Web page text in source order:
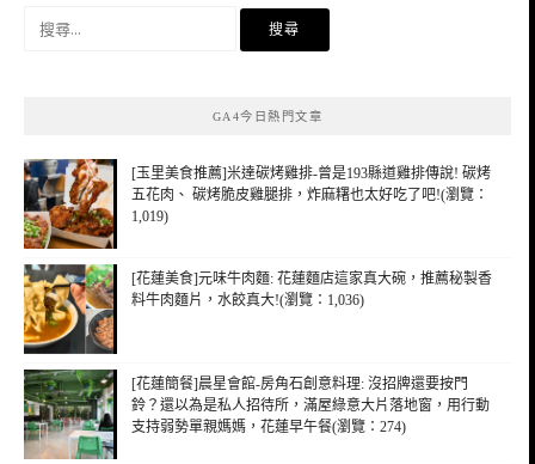
GA4今日熱門文章
[玉里美食推薦]米達碳烤雞排-曾是193縣道雞排傳說! 碳烤
五花肉、 碳烤脆皮雞腿排，炸麻糬也太好吃了吧!(瀏覽：
1,019)
[花蓮美食]元味牛肉麵: 花蓮麵店這家真大碗，推薦秘製香
料牛肉麵片，水餃真大!(瀏覽：1,036)
[花蓮簡餐]晨星會館-房角石創意料理: 沒招牌還要按門
鈴？還以為是私人招待所，滿屋綠意大片落地窗，用行動
支持弱勢單親媽媽，花蓮早午餐(瀏覽：274)